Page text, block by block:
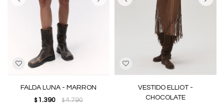
FALDA LUNA - MARRON
$ 1.390 $4.790
VESTIDO ELLIOT -
CHOCOLATE